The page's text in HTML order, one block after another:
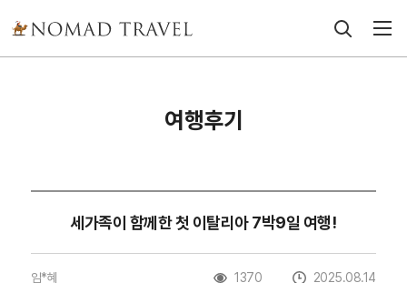
여행후기
세가족이 함께한 첫 이탈리아 7박9일 여행!
임*혜 1370 2025.08.14